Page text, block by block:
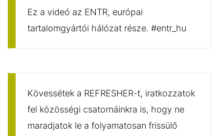
Ez a videó az ENTR, európai
tartalomgyártói hálózat része. #entr_hu
Kövessétek a REFRESHER-t, iratkozzatok
fel közösségi csatornáinkra is, hogy ne
maradjatok le a folyamatosan frissülő